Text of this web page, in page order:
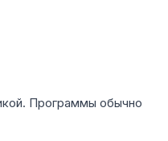
Программы обычно